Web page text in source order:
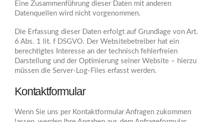
Eine Zusammenführung dieser Daten mit anderen
Datenquellen wird nicht vorgenommen.
Die Erfassung dieser Daten erfolgt auf Grundlage von Art.
6 Abs. 1 lit. f DSGVO. Der Websitebetreiber hat ein
berechtigtes Interesse an der technisch fehlerfreien
Darstellung und der Optimierung seiner Website – hierzu
müssen die Server-Log-Files erfasst werden.
Kontaktformular
Wenn Sie uns per Kontaktformular Anfragen zukommen